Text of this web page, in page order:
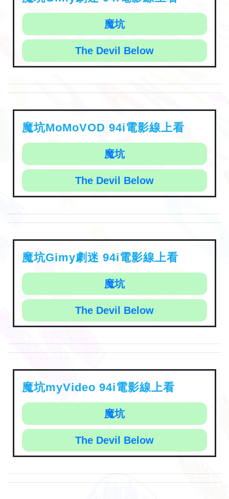
魔坑
The Devil Below
魔坑MoMoVOD 94i電影線上看
魔坑
The Devil Below
魔坑Gimy劇迷 94i電影線上看
魔坑
The Devil Below
魔坑myVideo 94i電影線上看
魔坑
The Devil Below